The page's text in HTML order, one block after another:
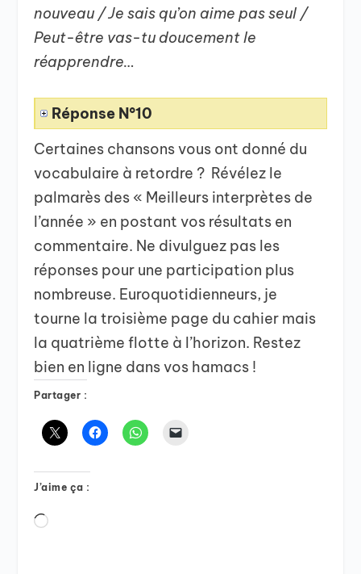
nouveau / Je sais qu’on aime pas seul /
Peut-être vas-tu doucement le
réapprendre…
Réponse N°10
Certaines chansons vous ont donné du
vocabulaire à retordre ? Révélez le
palmarès des « Meilleurs interprètes de
l’année » en postant vos résultats en
commentaire. Ne divulguez pas les
réponses pour une participation plus
nombreuse. Euroquotidienneurs, je
tourne la troisième page du cahier mais
la quatrième flotte à l’horizon. Restez
bien en ligne dans vos hamacs !
Partager :
J’aime ça :
Chargement…